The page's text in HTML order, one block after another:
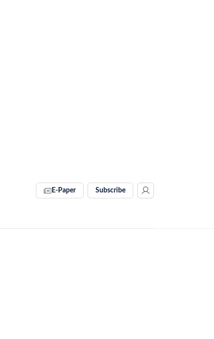
E-Paper Subscribe